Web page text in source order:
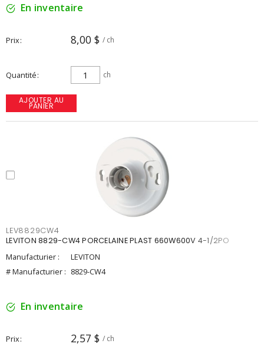
En inventaire
Prix 8,00 $ / ch
Quantité ch
AJOUTER AU
PANIER
LEV8829CW4
LEVITON 8829-CW4 PORCELAINE PLAST 660W600V 4-1/2PO
Manufacturier :
LEVITON
# Manufacturier : 8829-CW4
En inventaire
Prix 2,57 $ / ch